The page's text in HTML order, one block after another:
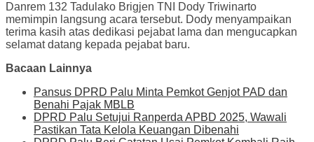
Danrem 132 Tadulako Brigjen TNI Dody Triwinarto
memimpin langsung acara tersebut. Dody menyampaikan
terima kasih atas dedikasi pejabat lama dan mengucapkan
selamat datang kepada pejabat baru.
Bacaan Lainnya
Pansus DPRD Palu Minta Pemkot Genjot PAD dan
Benahi Pajak MBLB
DPRD Palu Setujui Ranperda APBD 2025, Wawali
Pastikan Tata Kelola Keuangan Dibenahi